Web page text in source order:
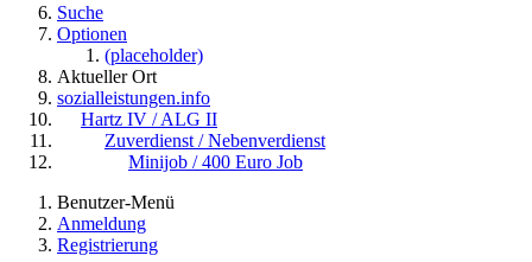
Suche
Optionen
(placeholder)
Aktueller Ort
sozialleistungen.info
Hartz IV / ALG II
Zuverdienst / Nebenverdienst
Minijob / 400 Euro Job
Benutzer-Menü
Anmeldung
Registrierung